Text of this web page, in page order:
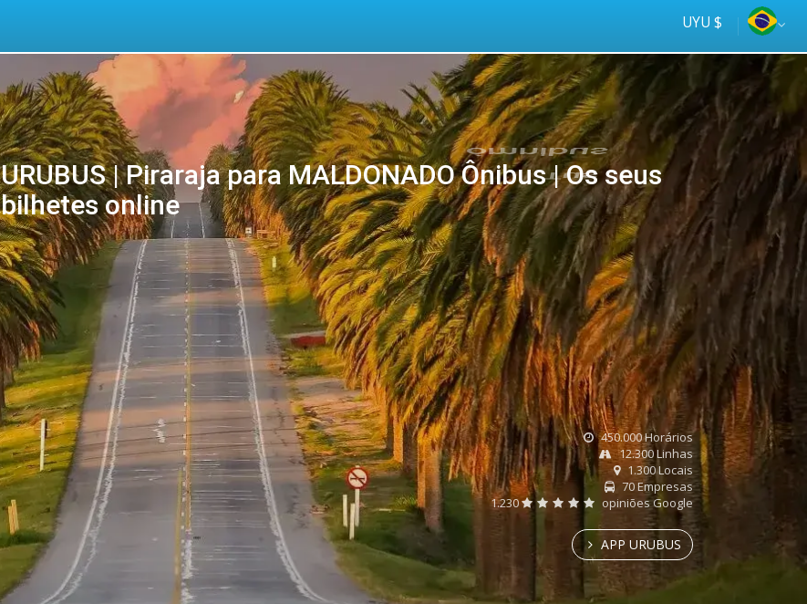
UYU $
URUBUS | Piraraja para MALDONADO Ônibus | Os seus
bilhetes online
online
Tus
ómnibus
450.000 Horários
12.300 Linhas
1.300 Locais
70 Empresas
1.230
opiniões Google
APP URUBUS